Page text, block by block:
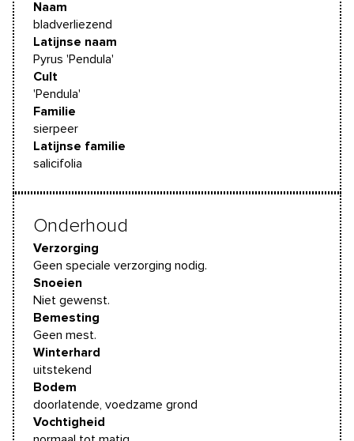
Naam
bladverliezend
Latijnse naam
Pyrus 'Pendula'
Cult
'Pendula'
Familie
sierpeer
Latijnse familie
salicifolia
Onderhoud
Verzorging
Geen speciale verzorging nodig.
Snoeien
Niet gewenst.
Bemesting
Geen mest.
Winterhard
uitstekend
Bodem
doorlatende, voedzame grond
Vochtigheid